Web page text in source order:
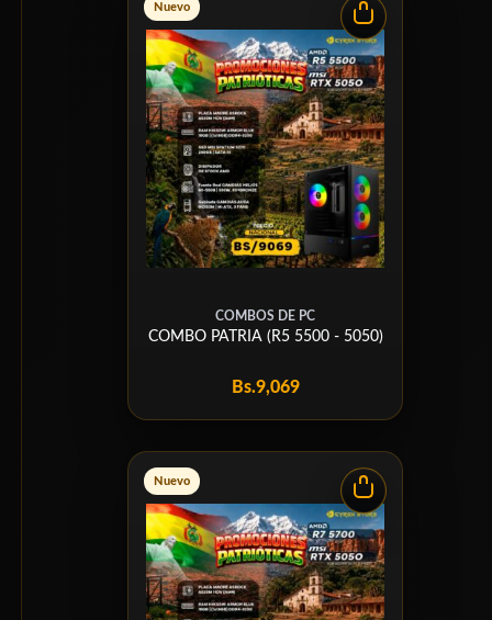
Nuevo
COMBOS DE PC
COMBO PATRIA (R5 5500 - 5050)
Bs.9,069
Nuevo